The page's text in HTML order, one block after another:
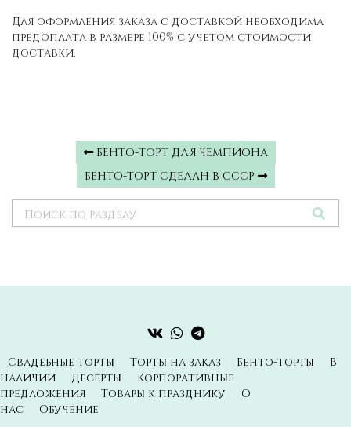
Для оформления заказа с доставкой необходима
предоплата в размере 100% с учетом стоимости
доставки.
БЕНТО-ТОРТ ДЛЯ ЧЕМПИОНА
БЕНТО-ТОРТ СДЕЛАН В СССР
Свадебные торты Торты на заказ Бенто-торты
В
наличии
Десерты
Корпоративные
предложения
Товары к празднику
О
нас
Обучение